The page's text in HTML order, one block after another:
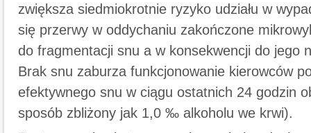
zwiększa siedmiokrotnie ryzyko udziału w
się przerwy w oddychaniu zakończone
do fragmentacji snu a w konsekwencji do jego
Brak snu zaburza funkcjonowanie kierowców
efektywnego snu w ciągu ostatnich 24 godzin
sposób zbliżony jak 1,0 ‰ alkoholu we krwi).